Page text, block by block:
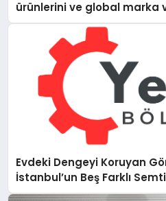
ürünlerini ve global marka
Evdeki Dengeyi Koruyan
İstanbul’un Beş Farklı
Gerçeği